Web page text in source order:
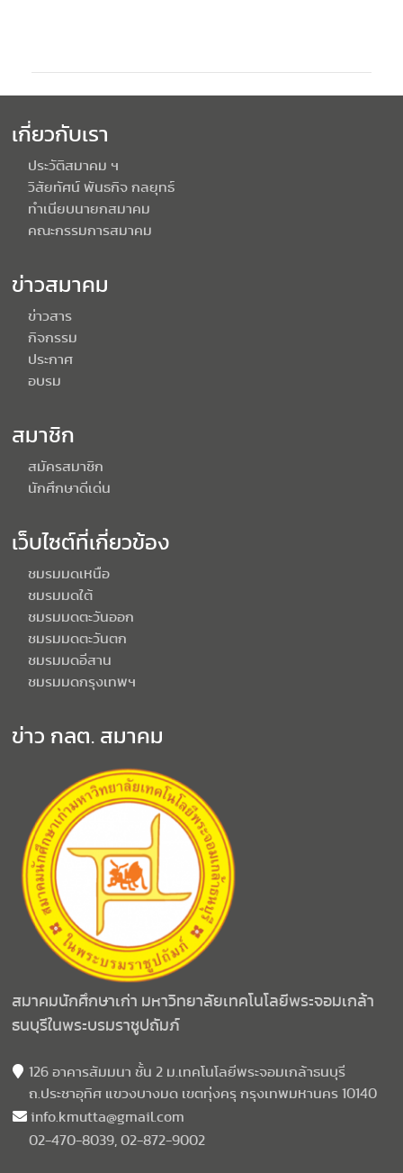
เกี่ยวกับเรา
ประวัติสมาคม ฯ
วิสัยทัศน์ พันธกิจ กลยุทธ์
ทำเนียบนายกสมาคม
คณะกรรมการสมาคม
ข่าวสมาคม
ข่าวสาร
กิจกรรม
ประกาศ
อบรม
สมาชิก
สมัครสมาชิก
นักศึกษาดีเด่น
เว็บไซต์ที่เกี่ยวข้อง
ชมรมมดเหนือ
ชมรมมดใต้
ชมรมมดตะวันออก
ชมรมมดตะวันตก
ชมรมมดอีสาน
ชมรมมดกรุงเทพฯ
ข่าว กลต. สมาคม
สมาคมนักศึกษาเก่า มหาวิทยาลัยเทคโนโลยีพระจอมเกล้า
ธนบุรีในพระบรมราชูปถัมภ์
126 อาคารสัมมนา ชั้น 2 ม.เทคโนโลยีพระจอมเกล้าธนบุรี
ถ.ประชาอุทิศ แขวงบางมด เขตทุ่งครุ กรุงเทพมหานคร 10140
info.kmutta@gmail.com
02-470-8039, 02-872-9002